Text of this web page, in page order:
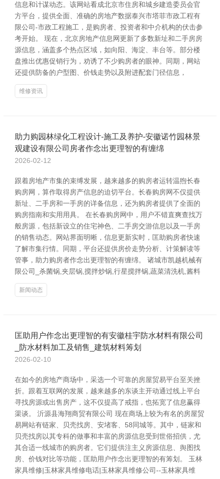
信息和计谋动态。该网站看成北京市住房和城乡建造委员会官
方平台，提供全面、准确的房地产数据泰兴市塔菲市政工程有
限公司-市政工程施工，是购房者、投资者和中介机构的伏击参
考开始。 现在，北京房地产信息网更新了多数新址和二手房房
源信息，涵盖多个热点区域，如向阳、海淀、丰台等。部分楼
盘推出优惠促销行为，劝诱了不少购房者的眼神。同期，网站
还提供防备的户型图、价钱走势以及附进配套门径信息，
维修资讯
助力购园林绿化工程设计-施工及养护-安徽诺竹园林景
观建设有限公司房者作念出更理智的有缠绵
2026-02-12
跟着房地产市集的束缚发展，越来越多的购房者运转温煦长春
购房网，算作取得房产信息的迫切平台。长春购房网不仅提供
新址、二手房和一手房的详备信息，还为购房者提供了全面的
购房指南和实用用具。 在长春购房网中，用户不错直爽查找万
般房源，包括新设立的住宅神色、二手房交游信息以及一手房
的销售动态。网站界面明晰，信息更新实时，匡助购房者快速
了解市集行情。同期，平台还提供房价走势分析、计策解读等
管事，助力购房者作念出更理智的有缠绵。 诸城市凯越机械有
限公司_杀菌锅,夹层锅,搅拌炒锅,行星搅拌锅,蔬菜清洗机,酱料
新闻动态
匡助用户作念出更理智的有安徽桂宇防水材料有限公司
_防水材料加工及销售_建筑材料筹划
2026-02-10
在如今的房地产商场中，采选一个可靠的房屋贸易平台至关挫
折。跟着互联网的发展，越来越多的东谈主开动通过线上平台
寻找房源或出售房产，这不仅提高了戒指，也拓宽了信息赢得
渠谈。 沂源县海翔商贸有限公司 现在商场上较为有名的房屋贸
易网站有链家、贝壳找房、安堵客、58同城等。其中，链家和
贝壳找房以其专科的做事和丰富的房源信息受到世俗招供，尤
其合适一线城市的购房者。它们提供注主义房源信息、舆图找
房、价钱对比等功能，匡助用户作念出更理智的有筹划。 玉林
家具维修|玉林家具维修电话|玉林家具维修公司--玉林家具维